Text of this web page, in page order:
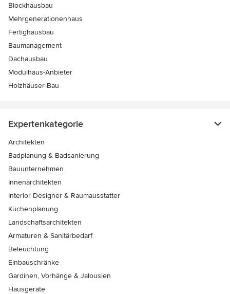
Blockhausbau
Mehrgenerationenhaus
Fertighausbau
Baumanagement
Dachausbau
Modulhaus-Anbieter
Holzhäuser-Bau
Expertenkategorie
Architekten
Badplanung & Badsanierung
Bauunternehmen
Innenarchitekten
Interior Designer & Raumausstatter
Küchenplanung
Landschaftsarchitekten
Armaturen & Sanitärbedarf
Beleuchtung
Einbauschränke
Gardinen, Vorhänge & Jalousien
Hausgeräte